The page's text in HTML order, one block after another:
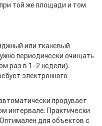
той же площади и том
или тканевый
периодически очищать
раз в 1–2 недели).
электронного
продувает
интервале. Практически
для объектов с